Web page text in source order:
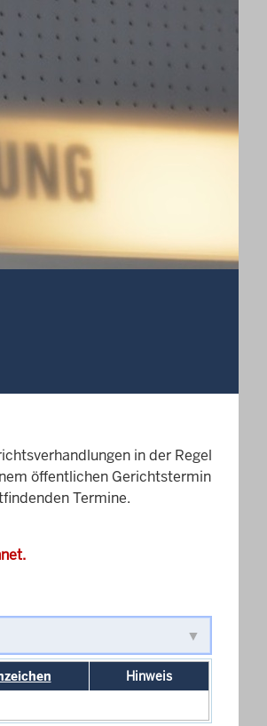
in der Regel
öffentlichen Gerichtstermin
Termine.
Hinweis